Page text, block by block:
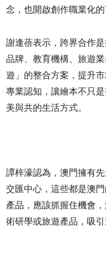
念，也開啟創作職業化的
謝逢蓓表示，跨界合作
品牌、教育機構、旅遊
遊」的整合方案，提升
專業認知，讓繪本不只
美與共的生活方式。
譚梓濠認為，澳門擁有
交匯中心，這些都是澳
產品，應該抓握住機會
術研學或旅遊產品，吸引